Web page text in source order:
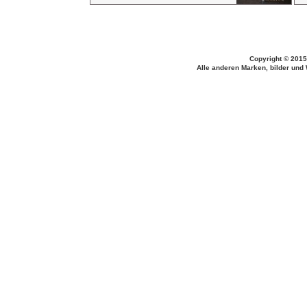
Copyright ©
Alle anderen Marken, bilder und